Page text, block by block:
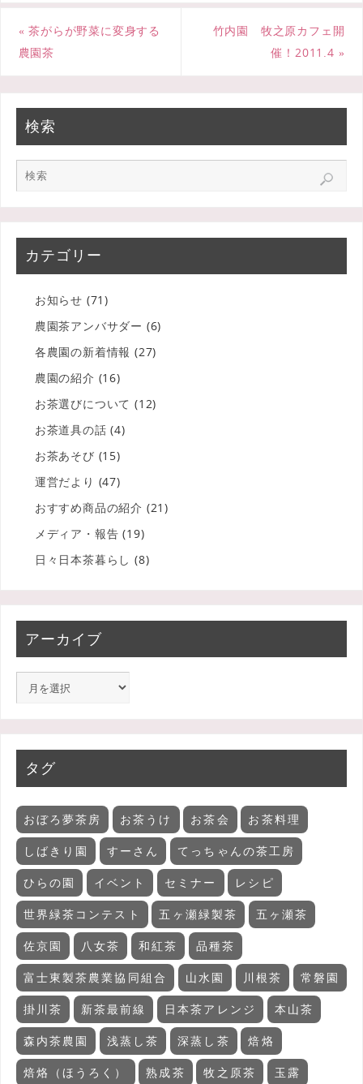
o
o
e
r
« 茶がらが野菜に変身する
農園茶
竹内園 牧之原カフェ開
催！2011.4 »
検索
カテゴリー
お知らせ (71)
農園茶アンバサダー (6)
各農園の新着情報 (27)
農園の紹介 (16)
お茶選びについて (12)
お茶道具の話 (4)
お茶あそび (15)
運営だより (47)
おすすめ商品の紹介 (21)
メディア・報告 (19)
日々日本茶暮らし (8)
アーカイブ
タグ
おぼろ夢茶房 お茶うけ お茶会 お茶料理
しばきり園 すーさん てっちゃんの茶工房
ひらの園 イベント セミナー レシピ
世界緑茶コンテスト 五ヶ瀬緑製茶 五ヶ瀬茶
佐京園 八女茶 和紅茶 品種茶
富士東製茶農業協同組合 山水園 川根茶 常磐園
掛川茶 新茶最前線 日本茶アレンジ 本山茶
森内茶農園 浅蒸し茶 深蒸し茶 焙烙
焙烙（ほうろく） 熟成茶 牧之原茶 玉露